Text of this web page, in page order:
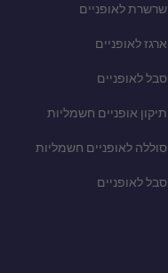
שרשרת לאופניים
ארגז לאופניים
סבל לאופניים
תיקון אופניים חשמליות
סוללה לאופניים חשמליות
סבל לאופניים